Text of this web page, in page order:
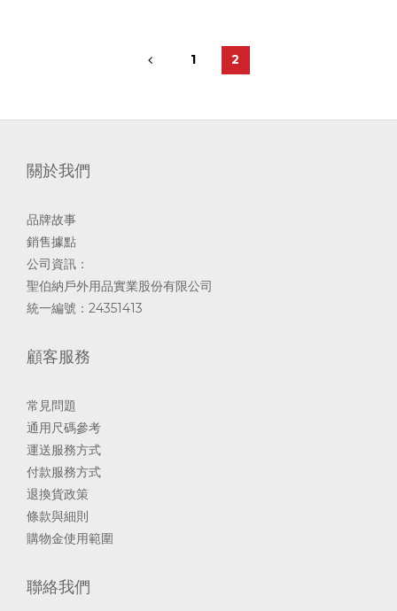
1 2
關於我們
品牌故事
銷售據點
公司資訊：
聖伯納戶外用品實業股份有限公司
統一編號：24351413
顧客服務
常見問題
通用尺碼參考
運送服務方式
付款服務方式
退換貨政策
條款與細則
購物金使用範圍
聯絡我們